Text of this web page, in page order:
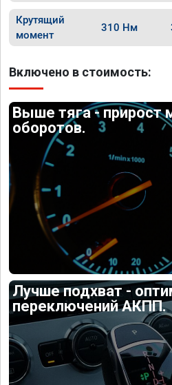
Крутящий
момент
310 Нм
Включено в стоимость:
Выше тяга - прирост
оборотов.
Лучше подхват -
переключений АКПП.